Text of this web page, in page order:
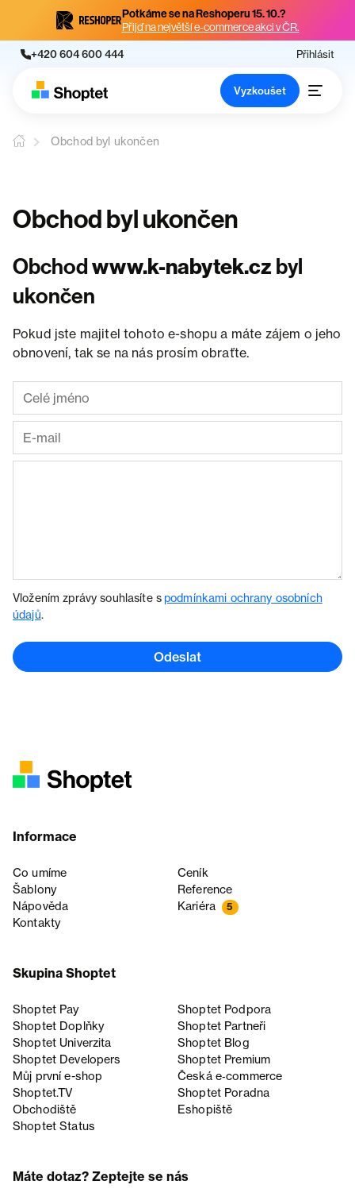
Potkáme se na Reshoperu 15. 10.?
Přijď na největší e-commerce akci v ČR.
+420 604 600 444 Přihlásit
Vyzkoušet
Obchod byl ukončen
Obchod byl ukončen
Obchodwww.k-nabytek.cz byl
ukončen
Pokud jste majitel tohoto e-shopu a máte zájem o jeho
obnovení, tak se na nás prosím obraťte.
Vložením zprávy souhlasíte spodmínkami ochrany osobních
údajů.
Odeslat
Informace
Co umíme
Ceník
Šablony
Reference
Nápověda
Kariéra 5
Kontakty
Skupina Shoptet
Shoptet Pay
Shoptet Podpora
Shoptet Doplňky
Shoptet Partneři
Shoptet Univerzita
Shoptet Blog
Shoptet Developers
Shoptet Premium
Můj první e-shop
Česká e‑commerce
Shoptet.TV
Shoptet Poradna
Obchodiště
Eshopiště
Shoptet Status
Máte dotaz? Zeptejte se nás